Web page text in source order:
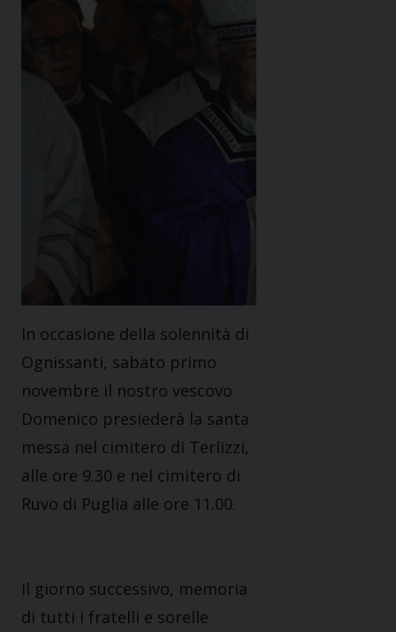
In occasione della solennità di
Ognissanti, sabato primo
novembre il nostro vescovo
Domenico presiederà la santa
messa nel cimitero di Terlizzi,
alle ore 9.30 e nel cimitero di
Ruvo di Puglia alle ore 11.00.
Il giorno successivo, memoria
di tutti i fratelli e sorelle